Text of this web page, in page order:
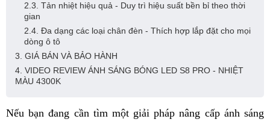
2.3. Tản nhiệt hiệu quả - Duy trì hiệu suất bền bỉ theo thời
gian
2.4. Đa dạng các loại chân đèn - Thích hợp lắp đặt cho mọi
dòng ô tô
3. GIÁ BÁN VÀ BẢO HÀNH
4. VIDEO REVIEW ÁNH SÁNG BÓNG LED S8 PRO - NHIỆT
MÀU 4300K
Nếu bạn đang cần tìm một giải pháp nâng cấp ánh sáng